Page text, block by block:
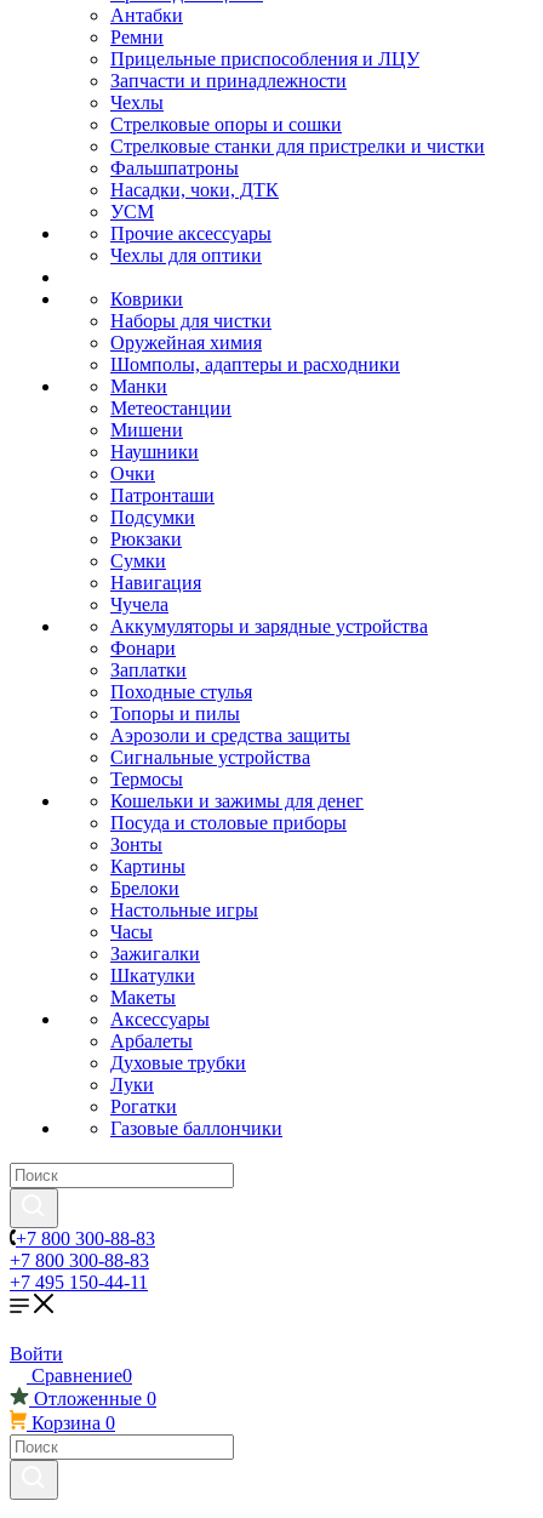
Антабки
Ремни
Прицельные приспособления и ЛЦУ
Запчасти и принадлежности
Чехлы
Стрелковые опоры и сошки
Стрелковые станки для пристрелки и чистки
Фальшпатроны
Насадки, чоки, ДТК
УСМ
Прочие аксессуары
Чехлы для оптики
Коврики
Наборы для чистки
Оружейная химия
Шомполы, адаптеры и расходники
Манки
Метеостанции
Мишени
Наушники
Очки
Патронташи
Подсумки
Рюкзаки
Сумки
Навигация
Чучела
Аккумуляторы и зарядные устройства
Фонари
Заплатки
Походные стулья
Топоры и пилы
Аэрозоли и средства защиты
Сигнальные устройства
Термосы
Кошельки и зажимы для денег
Посуда и столовые приборы
Зонты
Картины
Брелоки
Настольные игры
Часы
Зажигалки
Шкатулки
Макеты
Аксессуары
Арбалеты
Духовые трубки
Луки
Рогатки
Газовые баллончики
+7 800 300-88-83
+7 800 300-88-83
+7 495 150-44-11
Войти
Сравнение0
Отложенные 0
Корзина 0